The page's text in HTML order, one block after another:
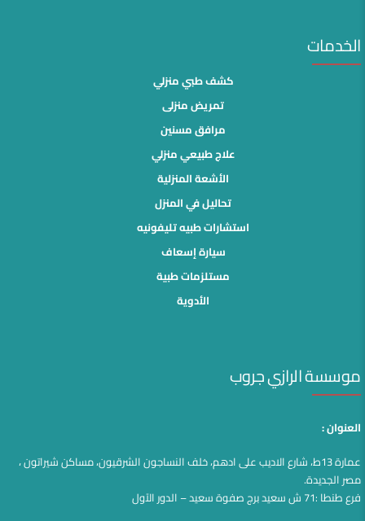
الخدمات
كشف طبي منزلي
تمريض منزلى
مرافق مسنين
علاج طبيعي منزلي
الأشعة المنزلية
تحاليل في المنزل
استشارات طبيه تليفونيه
سيارة إسعاف
مستلزمات طبية
الأدوية
موسسة الرازي جروب
العنوان :
عمارة 13ط، شارع الاديب على ادهم، خلف النساجون الشرقيون، مساكن شيراتون ،
مصر الجديدة.
فرع طنطا :71 ش سعيد برج صفوة سعيد – الدور الآول